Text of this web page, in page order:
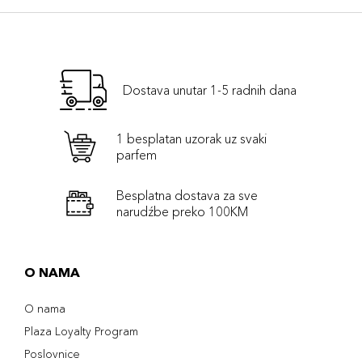
Dostava unutar 1-5 radnih dana
1 besplatan uzorak uz svaki
parfem
Besplatna dostava za sve
narudźbe preko 100KM
O NAMA
O nama
Plaza Loyalty Program
Poslovnice